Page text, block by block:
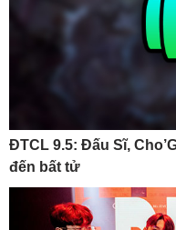
ĐTCL 9.5: Đấu Sĩ,
đến bất tử